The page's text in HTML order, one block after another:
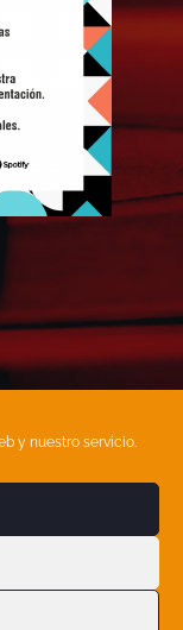
y nuestro servicio.
34
Legal